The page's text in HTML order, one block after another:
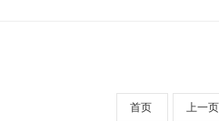
首页 上一页